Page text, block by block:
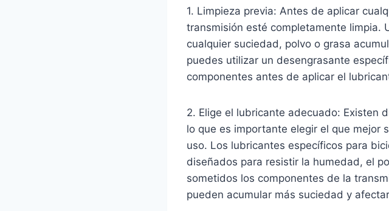
1. Limpieza previa: Antes de aplicar
transmisión esté completamente limpia.
cualquier suciedad, polvo o grasa
puedes utilizar un desengrasante
componentes antes de aplicar el
2. Elige el lubricante adecuado: Existen
lo que es importante elegir el que mejor
uso. Los lubricantes específicos para
diseñados para resistir la humedad, el
sometidos los componentes de la
pueden acumular más suciedad y